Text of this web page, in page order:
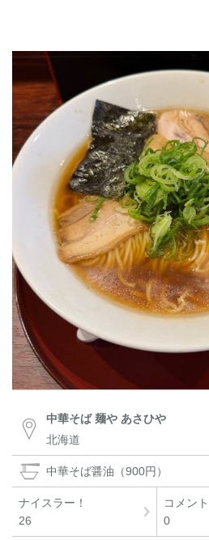
中華そば 麺や あさひや
北海道
中華そば醤油（900円）
ナイスラー！
26
コメント
0